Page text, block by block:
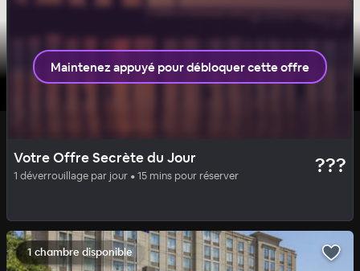
Hilton Norfolk the Main
Maintenez appuyé pour débloquer cette offre
Votre Offre Secrète du Jour
1 déverrouillage par jour • 15 mins pour réserver ???
1 chambre disponible